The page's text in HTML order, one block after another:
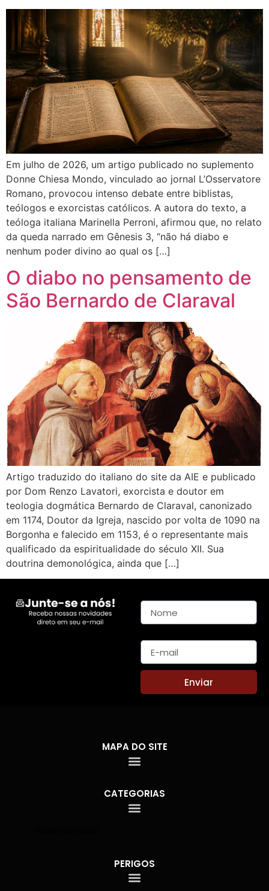
Em julho de 2026, um artigo publicado no suplemento
Donne Chiesa Mondo, vinculado ao jornal L’Osservatore
Romano, provocou intenso debate entre biblistas,
teólogos e exorcistas católicos. A autora do texto, a
teóloga italiana Marinella Perroni, afirmou que, no relato
da queda narrado em Gênesis 3, “não há diabo e
nenhum poder divino ao qual os […]
O diabo no pensamento de
São Bernardo de Claraval
Artigo traduzido do italiano do site da AIE e publicado
por Dom Renzo Lavatori, exorcista e doutor em
teologia dogmática Bernardo de Claraval, canonizado
em 1174, Doutor da Igreja, nascido por volta de 1090 na
Borgonha e falecido em 1153, é o representante mais
qualificado da espiritualidade do século XII. Sua
doutrina demonológica, ainda que […]
Enviar
MAPA DO SITE
CATEGORIAS
PERIGOS